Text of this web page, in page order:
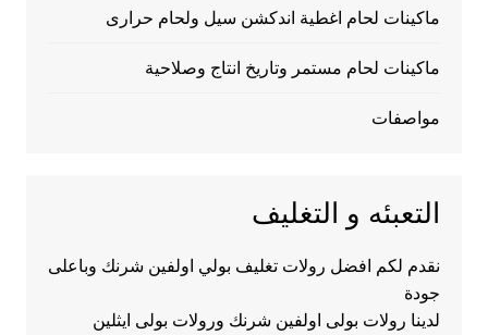
ماكينات لحام اغطية اندكشن سيل ولحام حرارى
ماكينات لحام مستمر وتاريخ انتاج وصلاحية
مواصفات
التعبئه و التغليف
نقدم لكم افضل رولات تغليف بولي اولفين شرنك وباعلى
جودة
لدينا رولات بولى اولفين شرنك ورولات بولى ايثلين